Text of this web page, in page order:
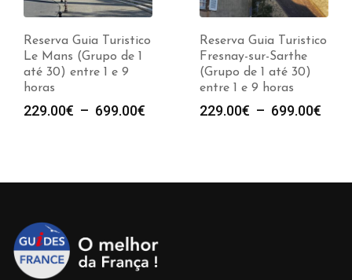
Reserva Guia Turistico
Le Mans (Grupo de 1
até 30) entre 1 e 9
horas
229.00€ – 699.00€
à
Reserva Guia Turistico
Fresnay-sur-Sarthe
(Grupo de 1 até 30)
entre 1 e 9 horas
229.00€ – 699.00€
à